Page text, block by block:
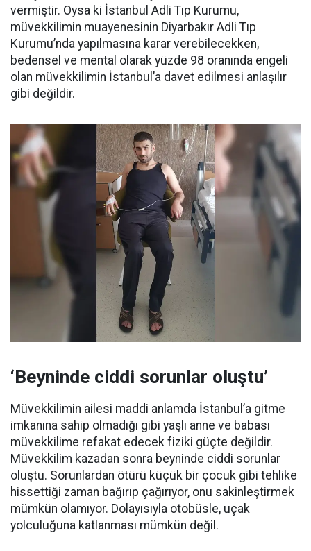
vermiştir. Oysa ki İstanbul Adli Tıp Kurumu,
müvekkilimin muayenesinin Diyarbakır Adli Tıp
Kurumu’nda yapılmasına karar verebilecekken,
bedensel ve mental olarak yüzde 98 oranında engeli
olan müvekkilimin İstanbul’a davet edilmesi anlaşılır
gibi değildir.
‘Beyninde ciddi sorunlar oluştu’
Müvekkilimin ailesi maddi anlamda İstanbul’a gitme
imkanına sahip olmadığı gibi yaşlı anne ve babası
müvekkilime refakat edecek fiziki güçte değildir.
Müvekkilim kazadan sonra beyninde ciddi sorunlar
oluştu. Sorunlardan ötürü küçük bir çocuk gibi tehlike
hissettiği zaman bağırıp çağırıyor, onu sakinleştirmek
mümkün olamıyor. Dolayısıyla otobüsle, uçak
yolculuğuna katlanması mümkün değil.